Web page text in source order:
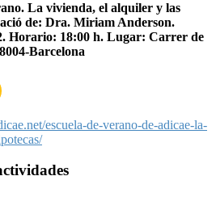
La vivienda, el alquiler y las
de: Dra. Miriam Anderson.
Horario: 18:00 h. Lugar: Carrer de
Barcelona
escuela-de-verano-de-adicae-la-